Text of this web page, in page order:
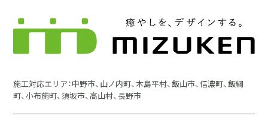
施工対応エリア：中野市、山ノ内町、木島平村、飯山市、信濃町、飯綱
町、小布施町、須坂市、高山村、長野市